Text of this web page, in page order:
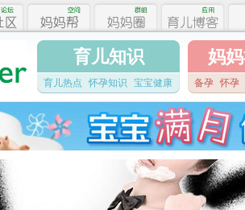
育儿知识
育儿热点 怀孕知识 宝宝健康
妈
备孕 怀孕